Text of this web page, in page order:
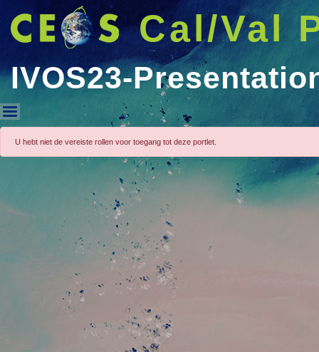
Cal/Val
IVOS23-
IVOS23-Presentations
U hebt niet de vereiste rollen voor toegang tot deze portlet.